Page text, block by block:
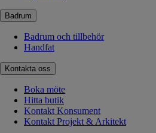
Badrum
Badrum och tillbehör
Handfat
Kontakta oss
Boka möte
Hitta butik
Kontakt Konsument
Kontakt Projekt & Arkitekt